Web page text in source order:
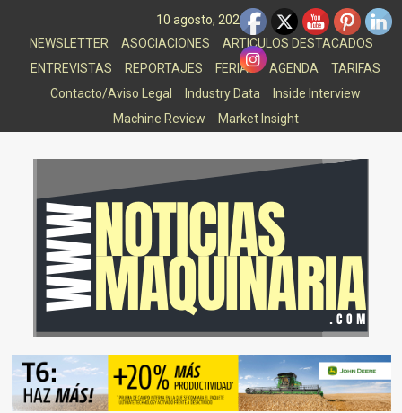
10 agosto, 2026
NEWSLETTER
ASOCIACIONES
ARTICULOS DESTACADOS
ENTREVISTAS
REPORTAJES FERIAS AGENDA
TARIFAS
Contacto/Aviso Legal
Industry Data
Inside Interview
Machine Review
Market Insight